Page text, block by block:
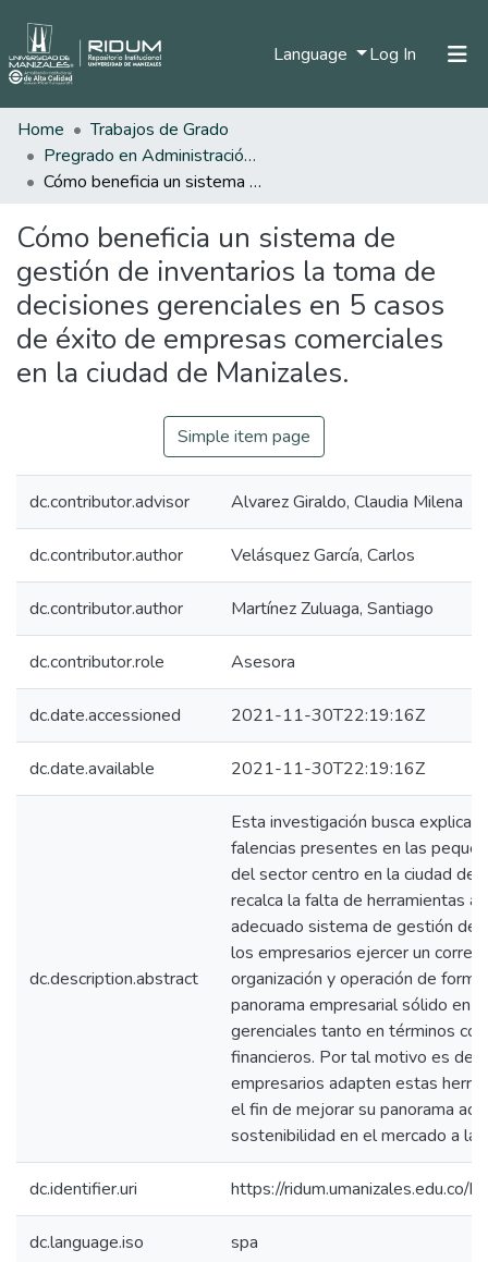
Language Log In (current)
Statistics
Home
Trabajos de Grado
Pregrado en Administración de Empresas
Cómo beneficia un sistema de gestión de inventarios la toma de decisiones gerenciales en 5 casos de éxito de empresas comerciales en la ciudad de Manizales.
Cómo beneficia un sistema de
gestión de inventarios la toma de
decisiones gerenciales en 5 casos
de éxito de empresas comerciales
en la ciudad de Manizales.
Simple item page
dc.contributor.advisor Alvarez Giraldo, Claudia Milena
dc.contributor.author Velásquez García, Carlos
dc.contributor.author Martínez Zuluaga, Santiago
dc.contributor.role Asesora
dc.date.accessioned 2021-11-30T22:19:16Z
dc.date.available 2021-11-30T22:19:16Z
dc.description.abstract
Esta investigación busca explicar
falencias presentes en las
del sector centro en la ciudad de
recalca la falta de herramientas
adecuado sistema de gestión de
los empresarios ejercer un
organización y operación de
panorama empresarial sólido en
gerenciales tanto en términos
financieros. Por tal motivo es de
empresarios adapten estas
el fin de mejorar su panorama
sostenibilidad en el mercado a
dc.identifier.uri https://
dc.language.iso spa